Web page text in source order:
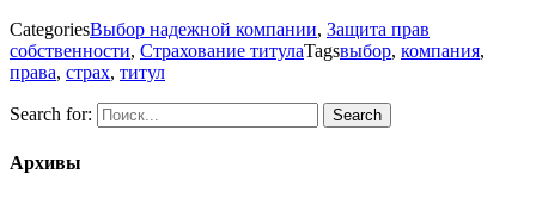
CategoriesВыбор надежной компании, Защита прав
собственности, Страхование титулаTagsвыбор, компания,
права, страх, титул
Search for:
Архивы